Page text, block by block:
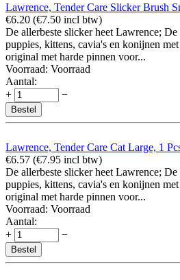
Lawrence, Tender Care Slicker Brush
€6.20 (€7.50 incl btw)
De allerbeste slicker heet Lawrence;
puppies, kittens, cavia's en konijnen
original met harde pinnen voor...
Voorraad: Voorraad
Aantal:
+
−
Bestel
Lawrence, Tender Care Cat Large, 1
€6.57 (€7.95 incl btw)
De allerbeste slicker heet Lawrence;
puppies, kittens, cavia's en konijnen
original met harde pinnen voor...
Voorraad: Voorraad
Aantal:
+
−
Bestel